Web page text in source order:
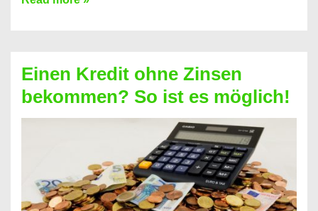
Festvertrag
für
jeden
erfahren
Sie
Einen Kredit ohne Zinsen
bekommen? So ist es möglich!